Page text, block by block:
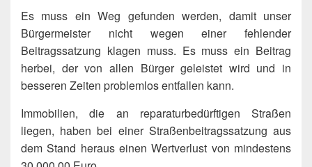
Es muss ein Weg gefunden werden, damit unser
Bürgermeister nicht wegen einer fehlender
Beitragssatzung klagen muss. Es muss ein Beitrag
herbei, der von allen Bürger geleistet wird und in
besseren Zeiten problemlos entfallen kann.
Immobilien, die an reparaturbedürftigen Straßen
liegen, haben bei einer Straßenbeitragssatzung aus
dem Stand heraus einen Wertverlust von mindestens